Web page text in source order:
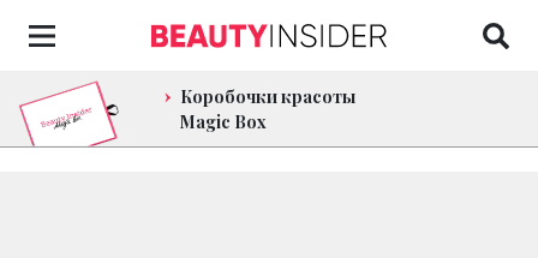
Коробочки красоты
Magic Box